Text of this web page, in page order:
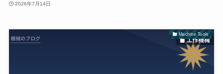
2026年7月14日
Machine Tools